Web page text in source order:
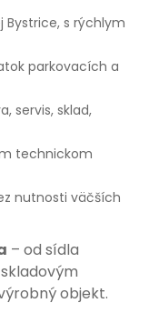
Bystrice, s rýchlym
parkovacích a
servis, sklad,
technickom
nutnosti väčších
– od sídla
objekt.